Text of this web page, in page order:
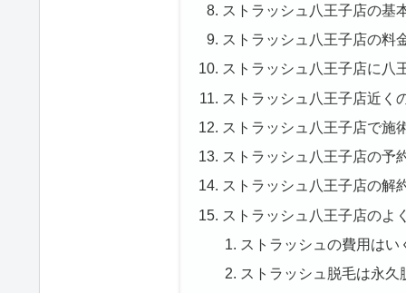
ストラッシュ八王子店の基
ストラッシュ八王子店の料
ストラッシュ八王子店に八
ストラッシュ八王子店近く
ストラッシュ八王子店で施
ストラッシュ八王子店の予
ストラッシュ八王子店の解
ストラッシュ八王子店のよ
ストラッシュの費用はい
ストラッシュ脱毛は永久